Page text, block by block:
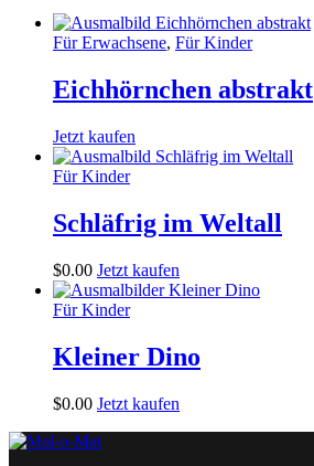
Für Erwachsene, Für Kinder
Eichhörnchen abstrakt
Jetzt kaufen
Für Kinder
Schläfrig im Weltall
$0.00 Jetzt kaufen
Für Kinder
Kleiner Dino
$0.00 Jetzt kaufen